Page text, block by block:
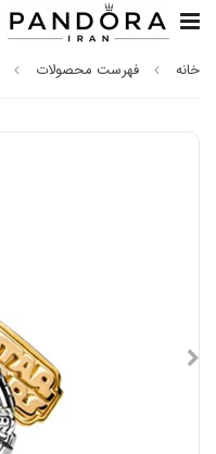
خانه فهرست محصولات